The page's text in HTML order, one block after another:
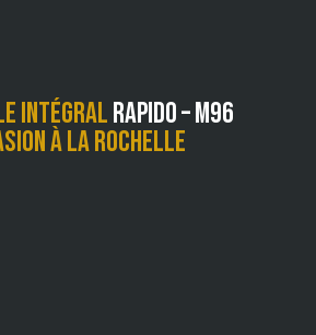
IntégralRapido – m96
à La Rochelle